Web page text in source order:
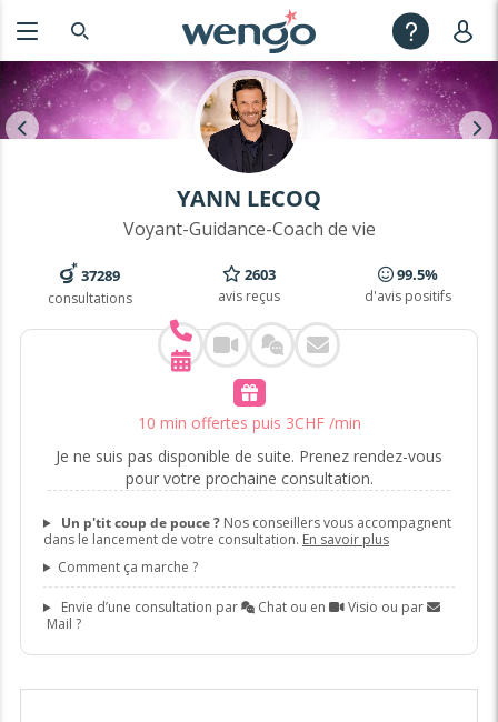
YANN LECOQ
Voyant-Guidance-Coach de vie
37289
consultations
2603
avis reçus
99.5%
d'avis positifs
10 min offertes puis 3CHF/min
Je ne suis pas disponible de suite. Prenez rendez-vous
pour votre prochaine consultation.
Un p'tit coup de pouce ?Nos conseillers vous accompagnent
dans le lancement de votre consultation. En savoir plus
Comment ça marche ?
Envie d’une consultation par Chat ou en
Visio ou par
Mail ?